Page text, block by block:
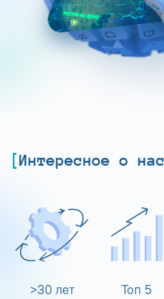
Интересное о нас
>30 лет Топ 5